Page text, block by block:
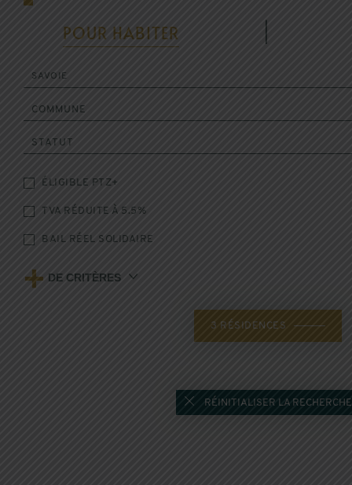
POUR HABITER
SAVOIE
COMMUNE
STATUT
ÉLIGIBLE PTZ+
TVA RÉDUITE À 5.5%
BAIL RÉEL SOLIDAIRE
+ DE CRITÈRES
3 RÉSIDENCES
RÉINITIALISER LA RECHERCHE